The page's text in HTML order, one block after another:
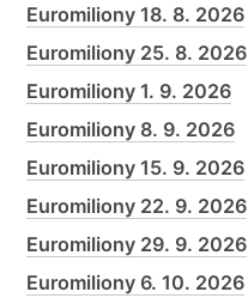
Euromiliony 18. 8. 2026
Euromiliony 25. 8. 2026
Euromiliony 1. 9. 2026
Euromiliony 8. 9. 2026
Euromiliony 15. 9. 2026
Euromiliony 22. 9. 2026
Euromiliony 29. 9. 2026
Euromiliony 6. 10. 2026